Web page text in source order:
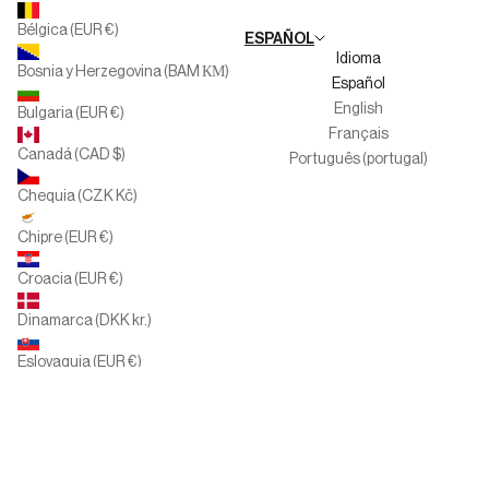
Canal del informante
Bélgica (EUR €)
Bosnia y Herzegovina (BAM КМ)
Bulgaria (EUR €)
Canadá (CAD $)
Chequia (CZK Kč)
Chipre (EUR €)
Croacia (EUR €)
Dinamarca (DKK kr.)
Eslovaquia (EUR €)
ESPAÑOL
Idioma
Español
English
Français
Português (portugal)